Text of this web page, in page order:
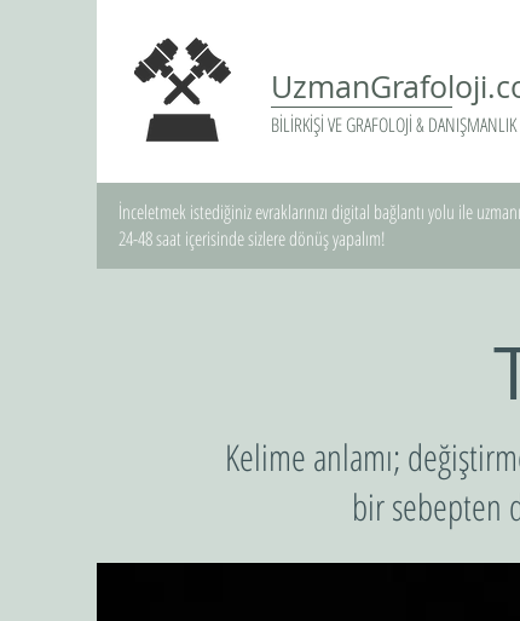
BİLİRKİŞİ VE GRAFOLOJİ &
İnceletmek istediğiniz evraklarınızı digital bağlantı yolu ile
24-48 saat içerisinde sizlere dönüş yapalım!
Kelime anlamı;
bir sebepten